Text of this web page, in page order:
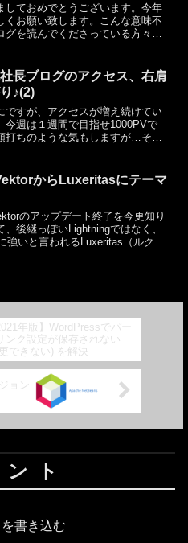
しておめでとうございます。今年
くお願い致します。こんな意味不
グを読んでくださっている方々に
、半分以上自分のために書き残し
たいと思い...
長ブログのアクセス、右肩
り♪(2)
ですが、アクセスが増え続けてい
今週は１週間で目指せ1000PVで
打ちのような気もしますが…それ
とです。１円でもめっちゃ嬉しく
のです。...
からLuxeritasにテーマ
のアップデート終了を今更知り
、後継っぽいLightningではなく、
強いと言われるLuxeritas（ルクセ
年版】WordPressでパー
ンク設定が保存されない
できない) を解決
ョン
ト
書き込む